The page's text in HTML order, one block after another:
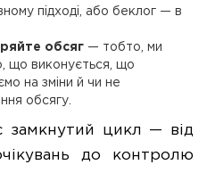
підході, або беклог — в
обсяг — тобто, ми
що виконується, що
на зміни й чи не
обсягу.
цикл — від
до контролю